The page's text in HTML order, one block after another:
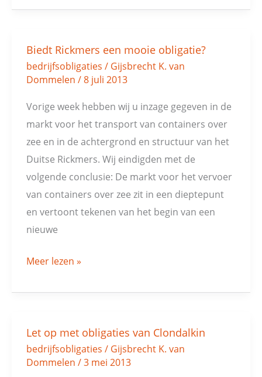
Biedt Rickmers een mooie obligatie?
bedrijfsobligaties / Gijsbrecht K. van
Dommelen /8 juli 2013
Vorige week hebben wij u inzage gegeven in de
markt voor het transport van containers over
zee en in de achtergrond en structuur van het
Duitse Rickmers. Wij eindigden met de
volgende conclusie: De markt voor het vervoer
van containers over zee zit in een dieptepunt
en vertoont tekenen van het begin van een
nieuwe
Biedt
Rickmers
een
mooie
obligatie?
Meer lezen »
Let op met obligaties van Clondalkin
bedrijfsobligaties / Gijsbrecht K. van
Dommelen /3 mei 2013
Let
op
met